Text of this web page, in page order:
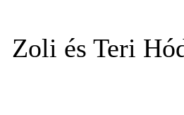
Zoli és Teri